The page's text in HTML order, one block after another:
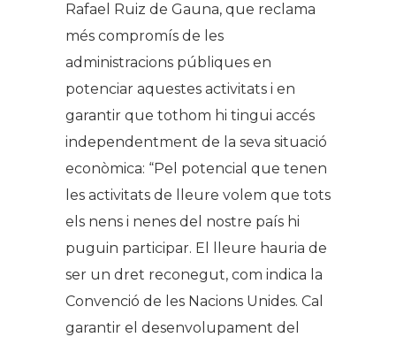
Rafael Ruiz de Gauna, que reclama
més compromís de les
administracions públiques en
potenciar aquestes activitats i en
garantir que tothom hi tingui accés
independentment de la seva situació
econòmica: “Pel potencial que tenen
les activitats de lleure volem que tots
els nens i nenes del nostre país hi
puguin participar. El lleure hauria de
ser un dret reconegut, com indica la
Convenció de les Nacions Unides. Cal
garantir el desenvolupament del